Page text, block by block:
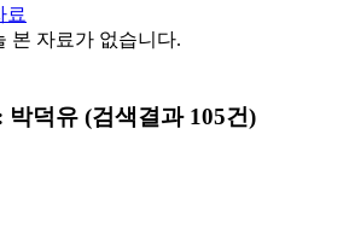
료
본 자료가 없습니다.
박덕유 (검색결과 105건)